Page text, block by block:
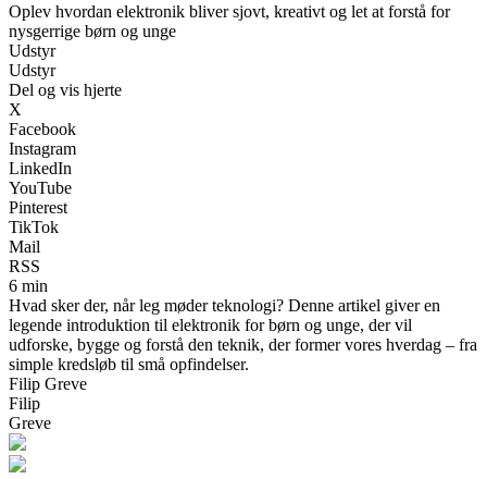
Oplev hvordan elektronik bliver sjovt, kreativt og let at forstå for
nysgerrige børn og unge
Udstyr
Udstyr
Del og vis hjerte
X
Facebook
Instagram
LinkedIn
YouTube
Pinterest
TikTok
Mail
RSS
6 min
Hvad sker der, når leg møder teknologi? Denne artikel giver en
legende introduktion til elektronik for børn og unge, der vil
udforske, bygge og forstå den teknik, der former vores hverdag – fra
simple kredsløb til små opfindelser.
Filip Greve
Filip
Greve